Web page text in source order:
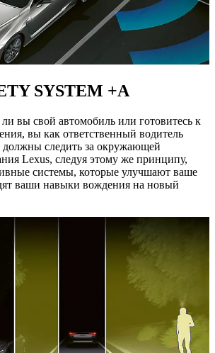
SYSTEM +A
вы свой автомобиль или готовитесь к
вы как ответственный водитель
должны следить за окружающей
Lexus, следуя этому же принципу,
системы, которые улучшают ваше
ваши навыки вождения на новый